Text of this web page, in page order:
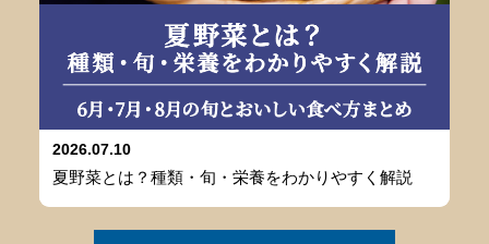
2026.07.10
夏野菜とは？種類・旬・栄養をわかりやすく解説